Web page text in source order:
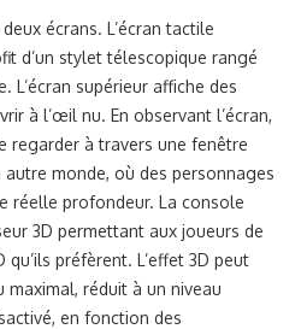
écrans. L’écran tactile
d’un stylet télescopique rangé
L’écran supérieur affiche des
à l’œil nu. En observant l’écran,
regarder à travers une fenêtre
monde, où des personnages
réelle profondeur. La console
3D permettant aux joueurs de
préfèrent. L’effet 3D peut
réduit à un niveau
en fonction des